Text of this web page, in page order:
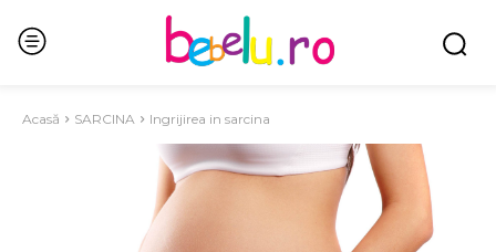
Acasă SARCINA Ingrijirea in sarcina